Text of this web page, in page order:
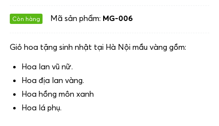
Còn hàng Mã sản phẩm: MG-006
Giỏ hoa tặng sinh nhật tại Hà Nội mầu vàng gồm:
Hoa lan vũ nữ.
Hoa địa lan vàng.
Hoa hồng môn xanh
Hoa lá phụ.